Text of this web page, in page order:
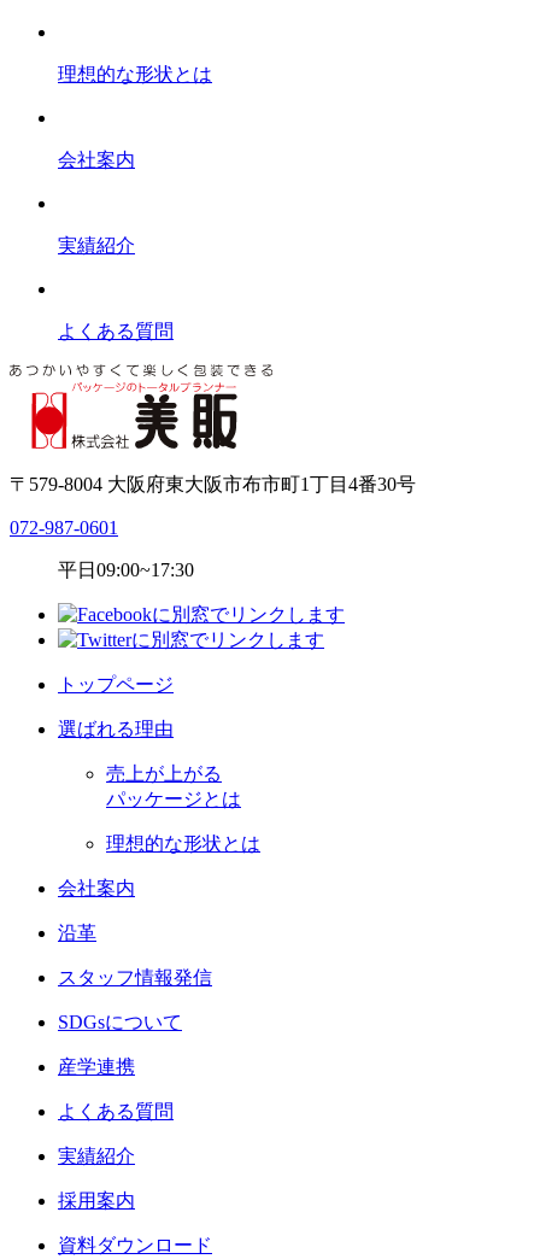
理想的な形状とは
会社案内
実績紹介
よくある質問
〒579-8004 大阪府東大阪市布市町1丁目4番30号
072-987-0601
平日09:00~17:30
トップページ
選ばれる理由
売上が上がる
パッケージとは
理想的な形状とは
会社案内
沿革
スタッフ情報発信
SDGsについて
産学連携
よくある質問
実績紹介
採用案内
資料ダウンロード